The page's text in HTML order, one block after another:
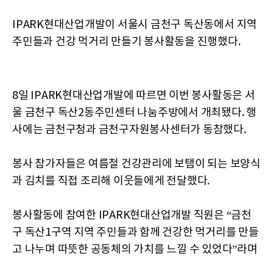
IPARK현대산업개발이 서울시 금천구 독산동에서 지역
주민들과 건강 먹거리 만들기 봉사활동을 진행했다.
8일 IPARK현대산업개발에 따르면 이번 봉사활동은 서
울 금천구 독산2동주민센터 나눔주방에서 개최됐다. 행
사에는 금천구청과 금천구자원봉사센터가 동참했다.
봉사 참가자들은 여름철 건강관리에 보탬이 되는 보양식
과 김치를 직접 조리해 이웃들에게 전달했다.
봉사활동에 참여한 IPARK현대산업개발 직원은 “금천
구 독산1구역 지역 주민들과 함께 건강한 먹거리를 만들
고 나누며 따뜻한 공동체의 가치를 느낄 수 있었다”라며